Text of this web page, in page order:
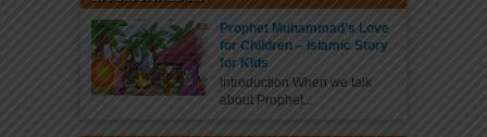
Prophet Muhammad’s Love
for Children – Islamic Story
for Kids
Introduction When we talk
about Prophet...